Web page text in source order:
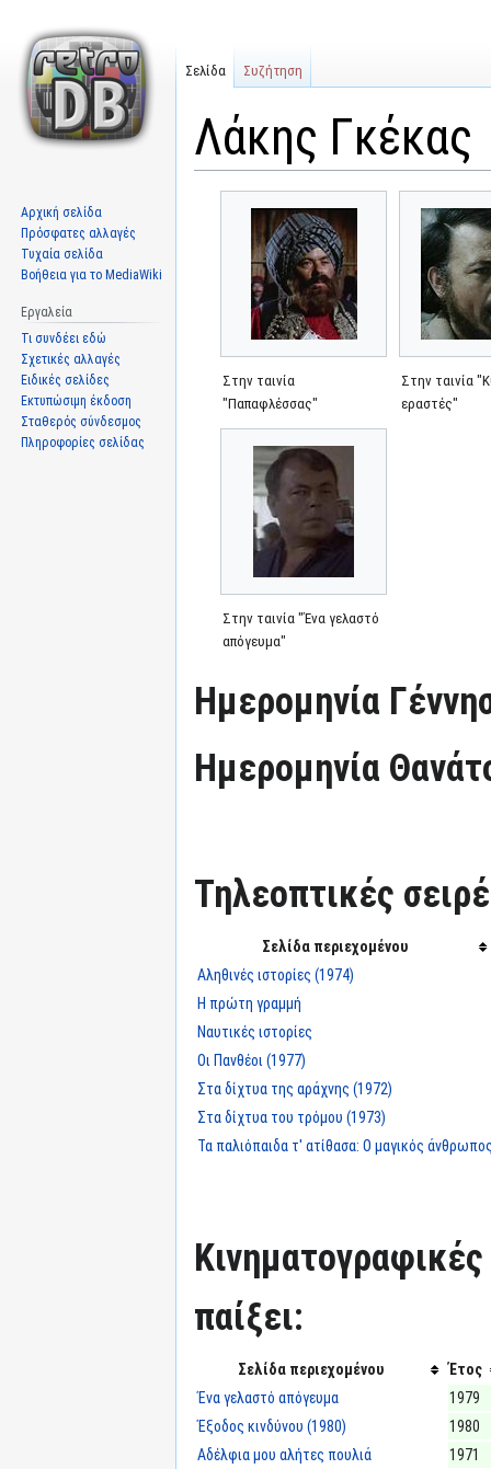
Λάκης Γκέκας
πλοήγηση
αναζήτηση
Στην ταινία
"Παπαφλέσσας"
Στην ταινία
εραστές"
Στην ταινία "Ένα γελαστό
απόγευμα"
Ημερομηνία
Ημερομηνία
Τηλεοπτικές
Σελίδα περιεχομένου
Αληθινές ιστορίες (1974)
Η πρώτη γραμμή
Ναυτικές ιστορίες
Οι Πανθέοι (1977)
Στα δίχτυα της αράχνης (1972)
Στα δίχτυα του τρόμου (1973)
Τα παλιόπαιδα τ' ατίθασα: Ο μαγικός
Κινηματογραφικές
παίξει:
Σελίδα περιεχομένου
Έτος
Ένα γελαστό απόγευμα
1979
Έξοδος κινδύνου (1980)
1980
Αδέλφια μου αλήτες πουλιά
1971
Σελίδα Συζήτηση
Αρχική σελίδα
Πρόσφατες αλλαγές
Τυχαία σελίδα
Βοήθεια για το MediaWiki
Εργαλεία
Τι συνδέει εδώ
Σχετικές αλλαγές
Ειδικές σελίδες
Εκτυπώσιμη έκδοση
Σταθερός σύνδεσμος
Πληροφορίες σελίδας